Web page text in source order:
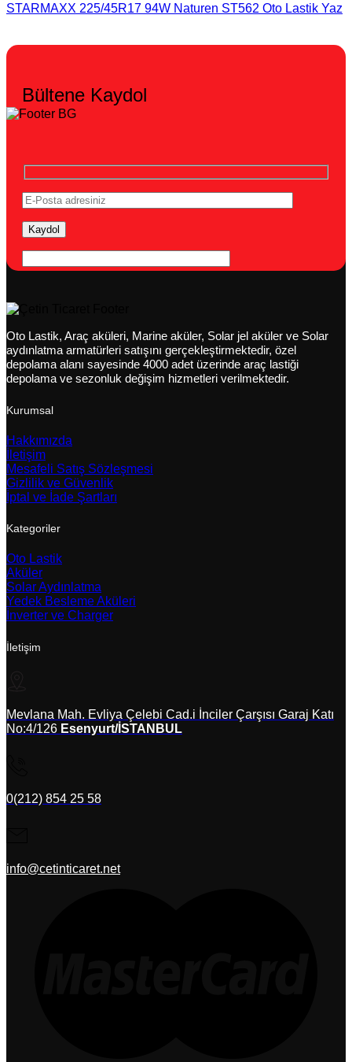
STARMAXX 225/45R17 94W Naturen ST562 Oto Lastik Yaz
Bültene Kaydol
Oto Lastik, Araç aküleri, Marine aküler, Solar jel aküler ve Solar
aydınlatma armatürleri satışını gerçekleştirmektedir, özel
depolama alanı sayesinde 4000 adet üzerinde araç lastiği
depolama ve sezonluk değişim hizmetleri verilmektedir.
Kurumsal
Hakkımızda
İletişim
Mesafeli Satış Sözleşmesi
Gizlilik ve Güvenlik
İptal ve İade Şartları
Kategoriler
Oto Lastik
Aküler
Solar Aydınlatma
Yedek Besleme Aküleri
İnverter ve Charger
İletişim
Mevlana Mah. Evliya Çelebi Cad.i İnciler Çarşısı Garaj Katı
No:4/126 Esenyurt/İSTANBUL
0(212) 854 25 58
info@cetinticaret.net